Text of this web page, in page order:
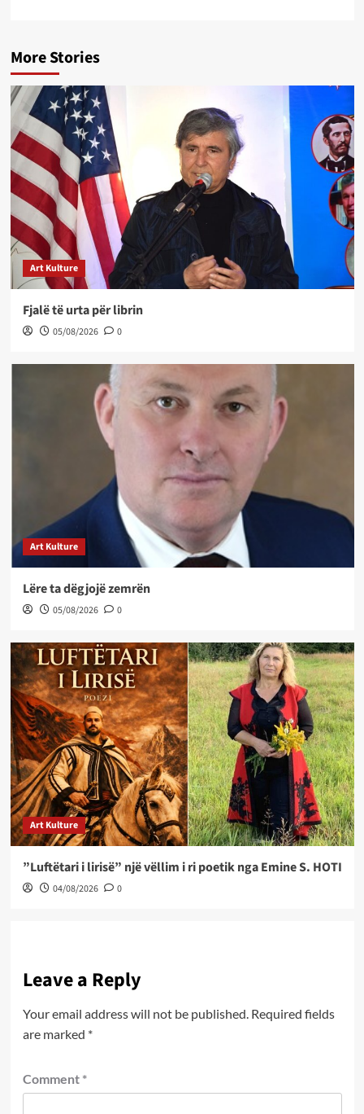
More Stories
Art Kulture
Fjalë të urta për librin
05/08/2026 0
Art Kulture
Lëre ta dëgjojë zemrën
05/08/2026 0
Art Kulture
”Luftëtari i lirisë” një vëllim i ri poetik nga Emine S. HOTI
04/08/2026 0
Leave a Reply
Your email address will not be published. Required fields
are marked *
Comment *